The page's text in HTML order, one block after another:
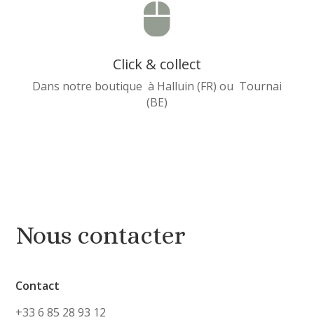

Click & collect
Dans notre boutique à Halluin (FR) ou Tournai
(BE)
Nous contacter
Contact
+33 6 85 28 93 12